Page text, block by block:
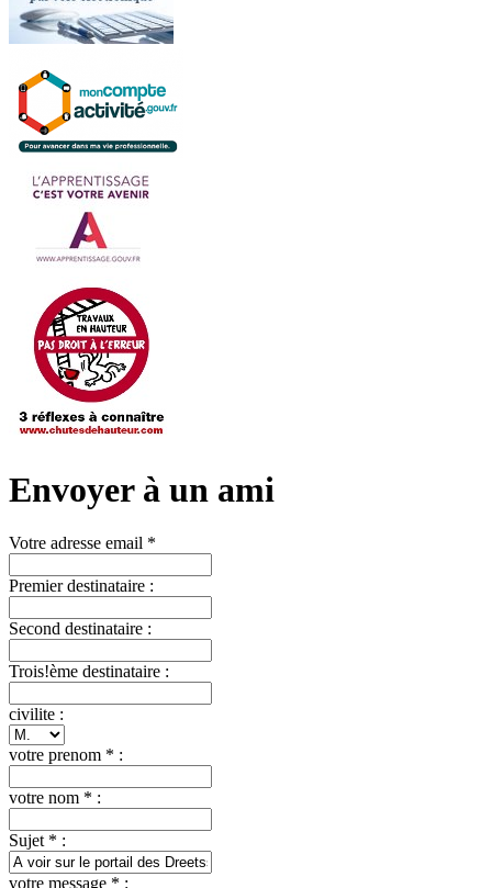
Envoyer à un ami
Votre adresse email *
Premier destinataire :
Second destinataire :
Trois!ème destinataire :
civilite :
votre prenom * :
votre nom * :
Sujet * :
votre message * :